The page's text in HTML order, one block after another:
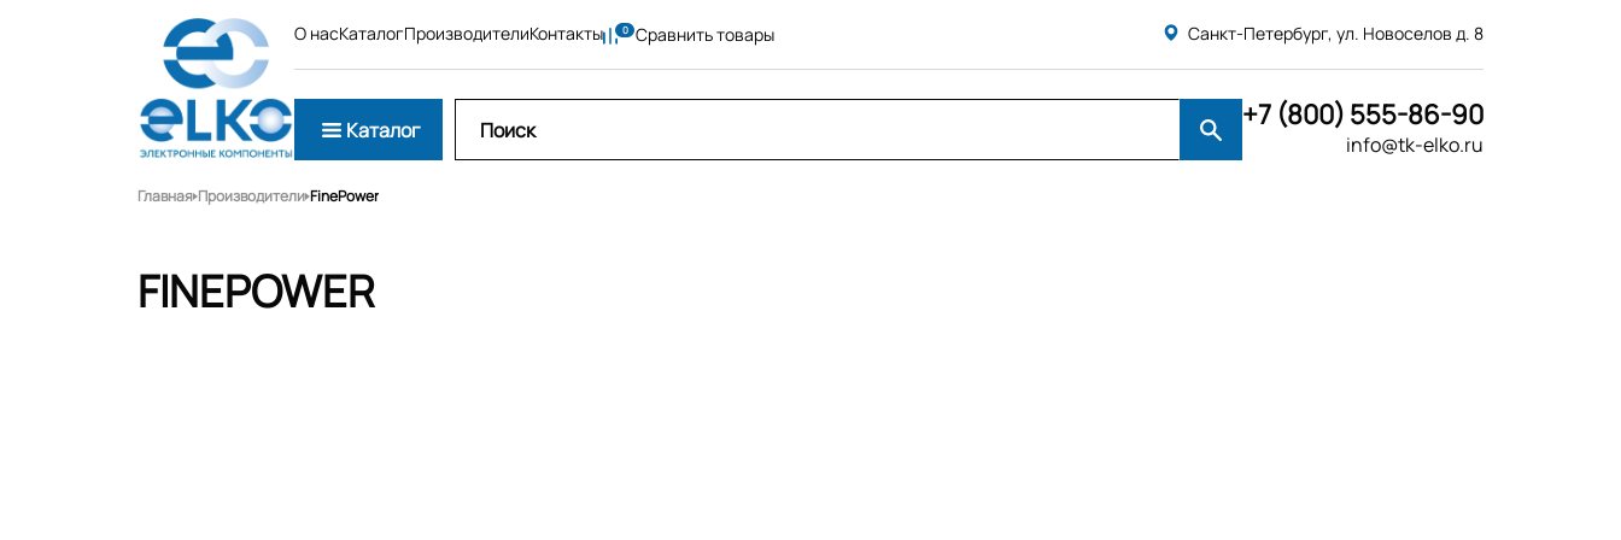
О насКаталогПроизводителиКонтакты Сравнить товары Санкт-Петербург, ул. Новоселов д. 8
Каталог +7 (800) 555-86-90
info@tk-elko.ru
Главная Производители FinePower
FINEPOWER